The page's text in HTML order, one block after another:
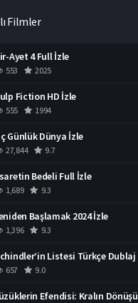
Filmler
Ayet 4 Full İzle
553 2025
Fiction HD İzle
555 1994
Günlük Dünya İzle
27,844 9.7
Bedeli Full İzle
1,689 9.3
Başlamak 2024 İzle
1,396 9.3
Listesi Türkçe Dublaj
657 9.0
Efendisi: Kralın